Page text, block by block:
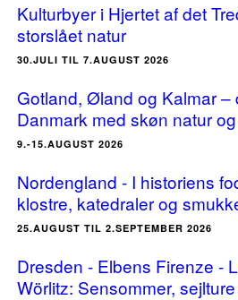
Kulturbyer i Hjertet af det
storslået natur
30.JULI TIL 7.AUGUST 2026
Gotland, Øland og Kalmar –
Danmark med skøn natur
9.-15.AUGUST 2026
Nordengland - I historiens
klostre, katedraler og
25.AUGUST TIL 2.SEPTEMBER 2026
Dresden - Elbens Firenze -
Wörlitz: Sensommer,